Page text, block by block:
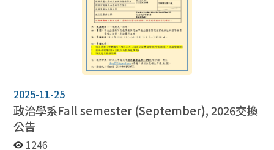
在3月13日以前公告並以個別郵件通知。 經錄取者須至遲
在出發一週前繳交文章初稿或是報告投影片，以提供韓方
安排評論人，議會被安排擔任評論韓方學生發表的角色，
以增加交流成效。
2025-11-25
政治學系Fall semester (September), 2026交換
公告
1246